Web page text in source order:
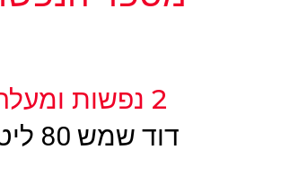
2 נפשות ומעלה
דוד שמש 80 ליטר